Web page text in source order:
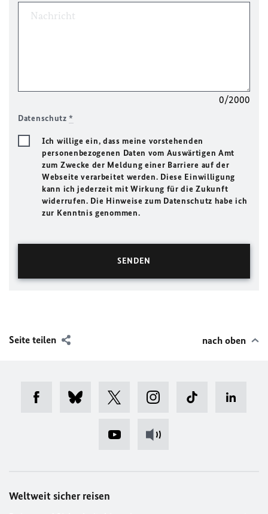
0/2000
Datenschutz*
Ich willige ein, dass meine vorstehenden
personenbezogenen Daten vom Auswärtigen Amt
zum Zwecke der Meldung einer Barriere auf der
Webseite verarbeitet werden. Diese Einwilligung
kann ich jederzeit mit Wirkung für die Zukunft
widerrufen. Die Hinweise zum Datenschutz habe ich
zur Kenntnis genommen.
Seite teilen nach oben
Weltweit sicher reisen